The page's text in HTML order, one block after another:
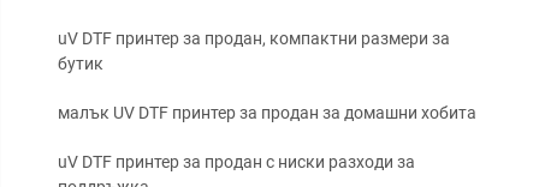
uV DTF принтер за продан, компактни размери за
бутик
малък UV DTF принтер за продан за домашни хобита
uV DTF принтер за продан с ниски разходи за